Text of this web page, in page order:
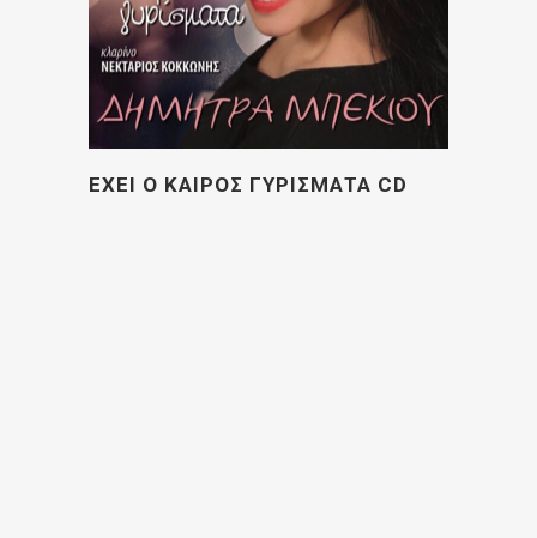
ΕΧΕΙ Ο ΚΑΙΡΟΣ ΓΥΡΙΣΜΑΤΑ CD